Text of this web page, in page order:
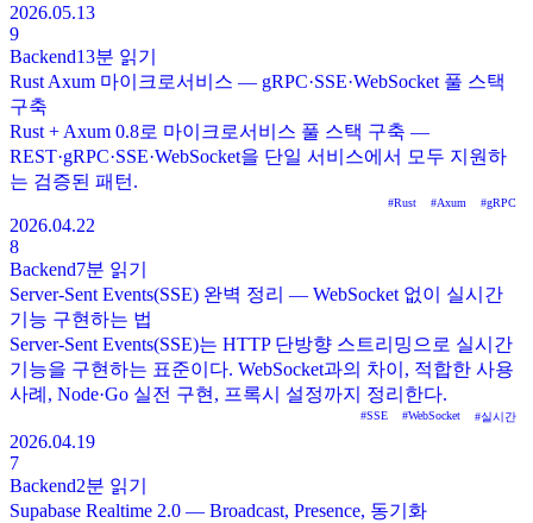
2026.05.13
9
Backend13분 읽기
Rust Axum 마이크로서비스 — gRPC·SSE·WebSocket 풀 스택
구축
Rust + Axum 0.8로 마이크로서비스 풀 스택 구축 —
REST·gRPC·SSE·WebSocket을 단일 서비스에서 모두 지원하
는 검증된 패턴.
#Rust #Axum #gRPC
2026.04.22
8
Backend7분 읽기
Server-Sent Events(SSE) 완벽 정리 — WebSocket 없이 실시간
기능 구현하는 법
Server-Sent Events(SSE)는 HTTP 단방향 스트리밍으로 실시간
기능을 구현하는 표준이다. WebSocket과의 차이, 적합한 사용
사례, Node·Go 실전 구현, 프록시 설정까지 정리한다.
#SSE #WebSocket #실시간
2026.04.19
7
Backend2분 읽기
Supabase Realtime 2.0 — Broadcast, Presence, 동기화